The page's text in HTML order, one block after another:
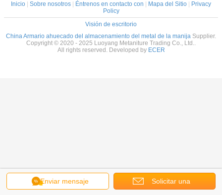
Enviar mensaje Solicitar una
Inicio Sobre nosotros Éntrenos en contacto con Mapa del Sitio
Privacy
Policy
Visión de escritorio
China Armario ahuecado del almacenamiento del metal de la manija Supplier.
Copyright © 2020 - 2025 Luoyang Metaniture Trading Co., Ltd..
All rights reserved. Developed by ECER